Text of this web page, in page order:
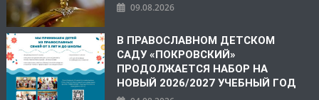
09.08.2026
В ПРАВОСЛАВНОМ ДЕТСКОМ
САДУ «ПОКРОВСКИЙ»
ПРОДОЛЖАЕТСЯ НАБОР НА
НОВЫЙ 2026/2027 УЧЕБНЫЙ ГОД